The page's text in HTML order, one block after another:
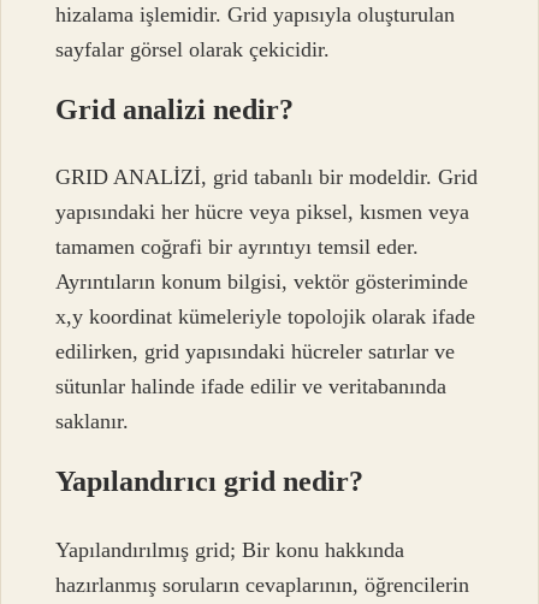
hizalama işlemidir. Grid yapısıyla oluşturulan
sayfalar görsel olarak çekicidir.
Grid analizi nedir?
GRID ANALİZİ, grid tabanlı bir modeldir. Grid
yapısındaki her hücre veya piksel, kısmen veya
tamamen coğrafi bir ayrıntıyı temsil eder.
Ayrıntıların konum bilgisi, vektör gösteriminde
x,y koordinat kümeleriyle topolojik olarak ifade
edilirken, grid yapısındaki hücreler satırlar ve
sütunlar halinde ifade edilir ve veritabanında
saklanır.
Yapılandırıcı grid nedir?
Yapılandırılmış grid; Bir konu hakkında
hazırlanmış soruların cevaplarının, öğrencilerin